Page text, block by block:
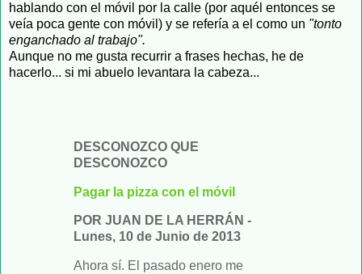
hablando con el móvil por la calle (por aquél entonces se
veía poca gente con móvil) y se refería a el como un "tonto
enganchado al trabajo".
Aunque no me gusta recurrir a frases hechas, he de
hacerlo... si mi abuelo levantara la cabeza...
DESCONOZCO QUE
DESCONOZCO
Pagar la pizza con el móvil
POR JUAN DE LA HERRÁN -
Lunes, 10 de Junio de 2013
Ahora sí. El pasado enero me